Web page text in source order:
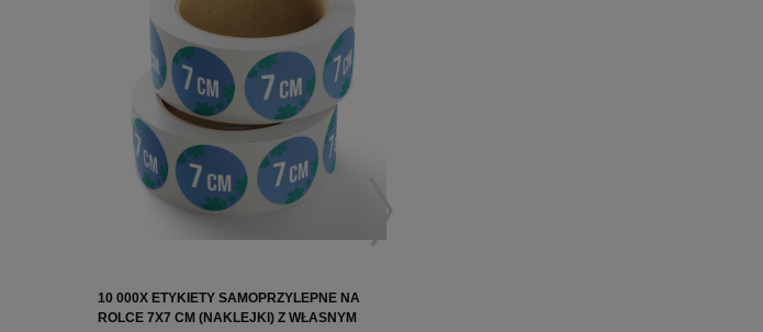
10 000X ETYKIETY SAMOPRZYLEPNE NA
ROLCE 7X7 CM (NAKLEJKI) Z WŁASNYM